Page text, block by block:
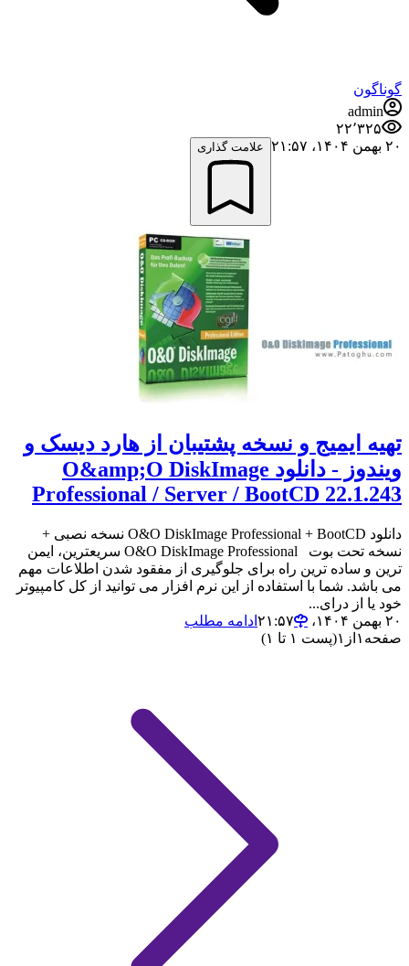
گوناگون
admin
۲۲٬۳۲۵
۲۰ بهمن ۱۴۰۴،‏ ۲۱:۵۷
علامت گذاری
تهیه ایمیج و نسخه پشتیبان از هارد دیسک و
ویندوز - دانلود O&amp;O DiskImage
Professional / Server / BootCD 22.1.243
دانلود O&O DiskImage Professional + BootCD نسخه نصبی +
نسخه تحت بوت O&O DiskImage Professional سریعترین، ایمن
ترین و ساده ترین راه برای جلوگیری از مفقود شدن اطلاعات مهم
می باشد. شما با استفاده از این نرم افزار می توانید از کل کامپیوتر
خود یا از درای...
۲۰ بهمن ۱۴۰۴،‏ ۲۱:۵۷
ادامه مطلب
صفحه ۱ از ۱(پست ۱ تا ۱)